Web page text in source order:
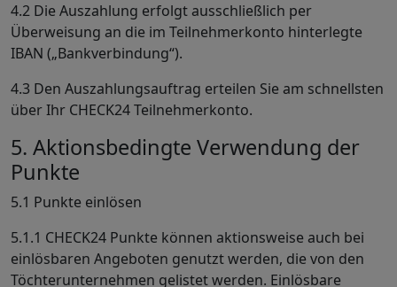
4.2 Die Auszahlung erfolgt ausschließlich per
Überweisung an die im Teilnehmerkonto hinterlegte
IBAN („Bankverbindung“).
4.3 Den Auszahlungsauftrag erteilen Sie am schnellsten
über Ihr CHECK24 Teilnehmerkonto.
5. Aktionsbedingte Verwendung der
Punkte
5.1 Punkte einlösen
5.1.1 CHECK24 Punkte können aktionsweise auch bei
einlösbaren Angeboten genutzt werden, die von den
Töchterunternehmen gelistet werden. Einlösbare